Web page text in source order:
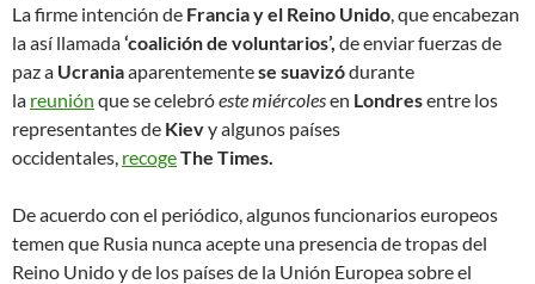
La firme intención de Francia y el Reino Unido, que encabezan
la así llamada‘coalición de voluntarios’, de enviar fuerzas de
paz a Ucraniaaparentementese suavizódurante
la reunión que se celebróeste miércolesen Londresentre los
representantes de Kievy algunos países
occidentales, recogeThe Times.
De acuerdo con el periódico, algunos funcionarios europeos
temen que Rusia nunca acepte una presencia de tropas del
Reino Unido y de los países de la Unión Europea sobre el